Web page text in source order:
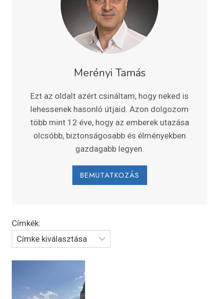
Merényi Tamás
Ezt az oldalt azért csináltam, hogy neked is
lehessenek hasonló útjaid. Azon dolgozom
több mint 12 éve, hogy az emberek utazása
olcsóbb, biztonságosabb és élményekben
gazdagabb legyen.
BEMUTATKOZÁS
Címkék: